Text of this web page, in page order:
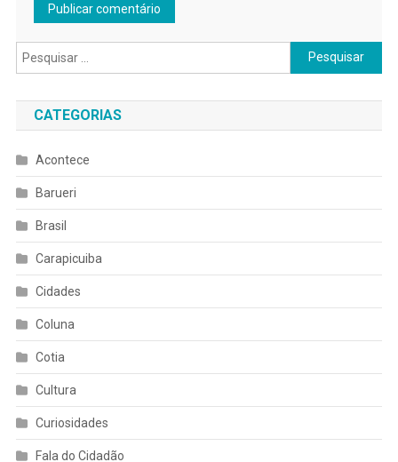
Pesquisar
por:
CATEGORIAS
Acontece
Barueri
Brasil
Carapicuiba
Cidades
Coluna
Cotia
Cultura
Curiosidades
Fala do Cidadão